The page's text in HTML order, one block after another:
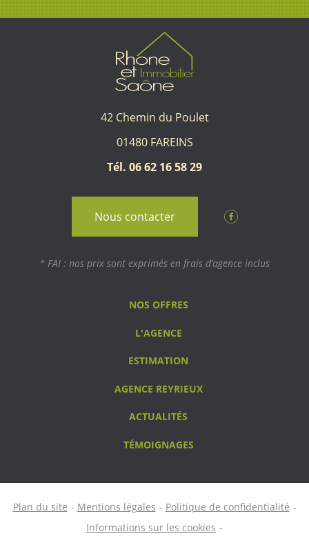
42 Chemin du Poulet
01480 FAREINS
Tél. 06 62 16 58 29
Nous contacter
* FAI : nos prix sont exprimés en frais d’agence inclus
NOS OFFRES
L'AGENCE
ESTIMATION
AGENCE REYRIEUX
ACTUALITÉS
TÉMOIGNAGES
Plan du site Mentions légales
Politique de confidentialité
Informations sur les cookies